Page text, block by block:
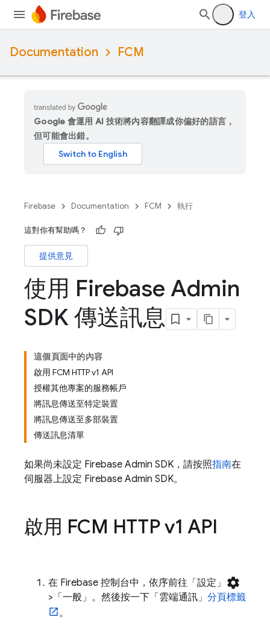
登入
Documentation FCM
Google 會運用 AI 技術將內容翻譯成你偏好的語言，
但可能會出錯。
Firebase Documentation FCM 執行
這對你有幫助嗎？
提供意見
使用 Firebase Admin
SDK 傳送訊息
這個頁面中的內容
啟用 FCM HTTP v1 API
授權其他專案的服務帳戶
將訊息傳送至特定裝置
將訊息傳送至多部裝置
傳送訊息清單
如果尚未設定 Firebase Admin SDK ，請按照指南在
伺服器上設定 Firebase Admin SDK。
啟用 FCM HTTP v1 API
在 Firebase 控制台中，依序前往「設定」 settings
>「一般」 。然後按一下「雲端通訊」 分頁標籤
。